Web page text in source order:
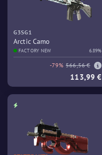
G3SG1
Arctic Camo
FACTORY NEW 6.89%
-79% 566,56 €
113,99 €